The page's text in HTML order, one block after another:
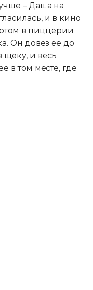
– Даша на
и в кино
в пиццерии
Он довез ее до
щеку, и весь
в том месте, где